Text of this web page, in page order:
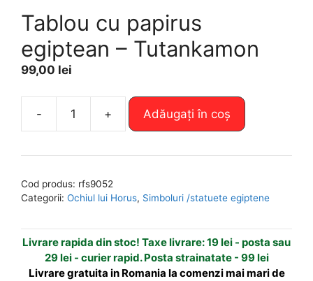
Tablou cu papirus
egiptean – Tutankamon
99,00 lei
-
Cantitate
cu
egiptean
Tutankamon
+ Adăugați în coș
e
n
t
i
Cod produs: rfs9052
Categorii: Ochiul lui Horus, Simboluri /statuete egiptene
Livrare rapida din stoc! Taxe livrare: 19 lei - posta sau
29 lei - curier rapid. Posta strainatate - 99 lei
Livrare gratuita in Romania la comenzi mai mari de